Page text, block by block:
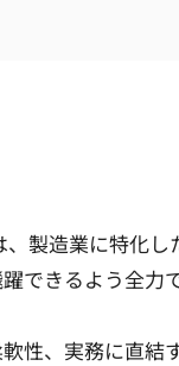
製造業に特化
できるよう全力
性、実務に直